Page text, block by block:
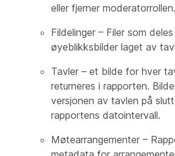
eller fjerner moderatorrollen.
Fildelinger – Filer som
øyeblikksbilder laget av
Tavler – et bilde for hver
returneres i rapporten.
versjonen av tavlen på
rapportens datointervall.
Møtearrangementer –